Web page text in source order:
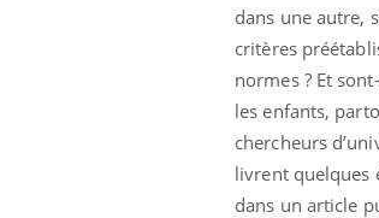
dans une autre,
critères
normes ? Et
les enfants,
chercheurs
livrent quelques
dans un article